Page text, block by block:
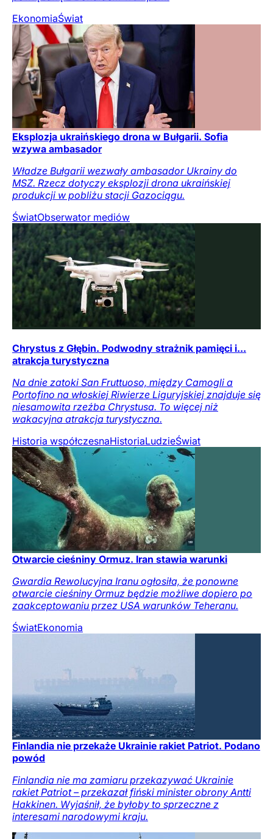
EkonomiaŚwiat
Eksplozja ukraińskiego drona w Bułgarii. Sofia
wzywa ambasador
Władze Bułgarii wezwały ambasador Ukrainy do
MSZ. Rzecz dotyczy eksplozji drona ukraińskiej
produkcji w pobliżu stacji Gazociągu.
ŚwiatObserwator mediów
Chrystus z Głębin. Podwodny strażnik pamięci i...
atrakcja turystyczna
Na dnie zatoki San Fruttuoso, między Camogli a
Portofino na włoskiej Riwierze Liguryjskiej znajduje się
niesamowita rzeźba Chrystusa. To więcej niż
wakacyjna atrakcja turystyczna.
Historia współczesnaHistoriaLudzieŚwiat
Otwarcie cieśniny Ormuz. Iran stawia warunki
Gwardia Rewolucyjna Iranu ogłosiła, że ponowne
otwarcie cieśniny Ormuz będzie możliwe dopiero po
zaakceptowaniu przez USA warunków Teheranu.
ŚwiatEkonomia
Finlandia nie przekaże Ukrainie rakiet Patriot. Podano
powód
Finlandia nie ma zamiaru przekazywać Ukrainie
rakiet Patriot – przekazał fiński minister obrony Antti
Hakkinen. Wyjaśnił, że byłoby to sprzeczne z
interesami narodowymi kraju.